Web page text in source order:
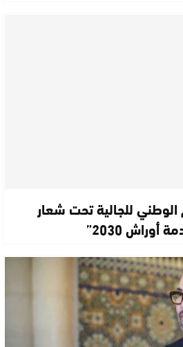
للجالية تحت شعار
2030”